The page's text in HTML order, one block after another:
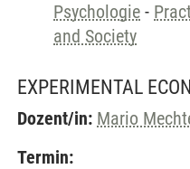
Psychologie -
and Society
EXPERIMENTAL
Dozent/in: Mario
Termin: